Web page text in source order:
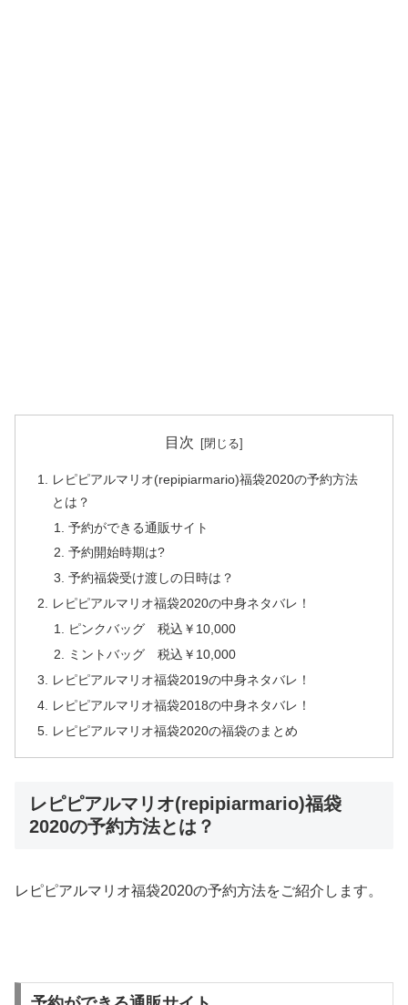
目次
レピピアルマリオ(repipiarmario)福袋2020の予約方法
とは？
予約ができる通販サイト
予約開始時期は?
予約福袋受け渡しの日時は？
レピピアルマリオ福袋2020の中身ネタバレ！
ピンクバッグ 税込￥10,000
ミントバッグ 税込￥10,000
レピピアルマリオ福袋2019の中身ネタバレ！
レピピアルマリオ福袋2018の中身ネタバレ！
レピピアルマリオ福袋2020の福袋のまとめ
レピピアルマリオ(repipiarmario)福袋
2020の予約方法とは？
レピピアルマリオ福袋2020の予約方法をご紹介します。